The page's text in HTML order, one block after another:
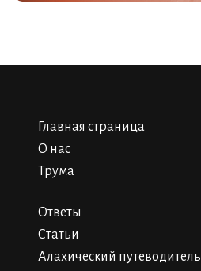
Главная страница
О нас
Трума
Ответы
Статьи
Алахический путеводитель